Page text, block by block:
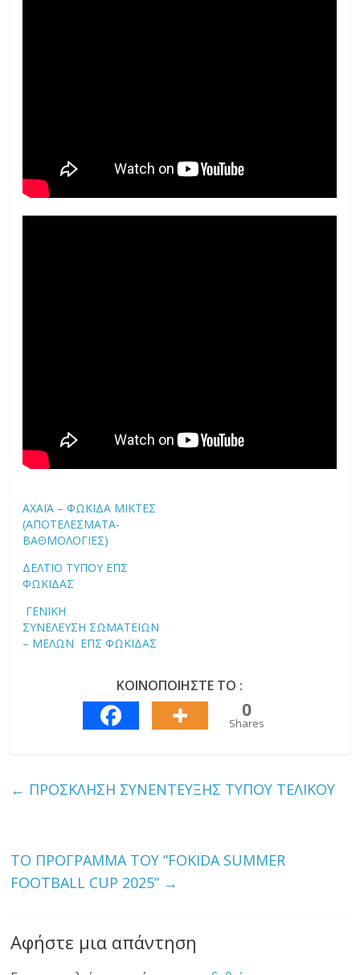
ΑΧΑΪΑ – ΦΩΚΙΔΑ ΜΙΚΤΕΣ
(ΑΠΟΤΕΛΕΣΜΑΤΑ-
ΒΑΘΜΟΛΟΓΙΕΣ)
ΔΕΛΤΙΟ ΤΥΠΟΥ ΕΠΣ
ΦΩΚΙΔΑΣ
ΓΕΝΙΚΗ
ΣΥΝΕΛΕΥΣΗ ΣΩΜΑΤΕΙΩΝ
– ΜΕΛΩΝ ΕΠΣ ΦΩΚΙΔΑΣ
ΚΟΙΝΟΠΟΙΗΣΤΕ ΤΟ :
0
Shares
← ΠΡΟΣΚΛΗΣΗ ΣΥΝΕΝΤΕΥΞΗΣ ΤΥΠΟΥ ΤΕΛΙΚΟΥ
ΤΟ ΠΡΟΓΡΑΜΜΑ ΤΟΥ “FOKIDA SUMMER
FOOTBALL CUP 2025” →
Αφήστε μια απάντηση